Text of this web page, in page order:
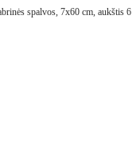
spalvos, 7x60 cm, aukštis 6